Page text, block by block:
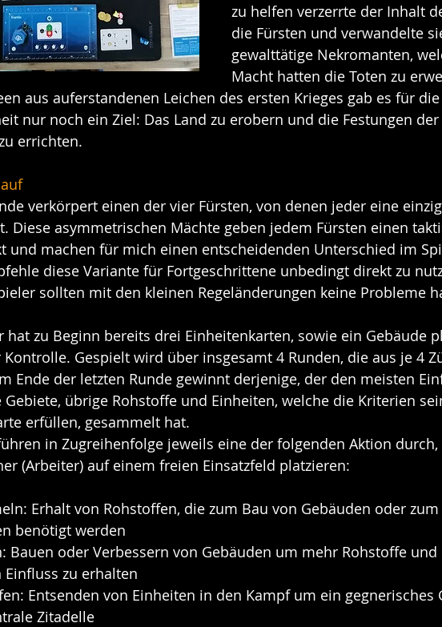
zu helfen verzerrte der Inhalt
die Fürsten und verwandelte
gewalttätige Nekromanten,
Macht hatten die Toten zu
aus auferstandenen Leichen des ersten Krieges gab es für
nur noch ein Ziel: Das Land zu erobern und die Festungen der
errichten.
verkörpert einen der vier Fürsten, von denen jeder eine
Diese asymmetrischen Mächte geben jedem Fürsten einen
und machen für mich einen entscheidenden Unterschied im
diese Variante für Fortgeschrittene unbedingt direkt zu
sollten mit den kleinen Regeländerungen keine Probleme
hat zu Beginn bereits drei Einheitenkarten, sowie ein Gebäude
Gespielt wird über insgesamt 4 Runden, die aus je 4
Ende der letzten Runde gewinnt derjenige, der den meisten
übrige Rohstoffe und Einheiten, welche die Kriterien
erfüllen, gesammelt hat.
in Zugreihenfolge jeweils eine der folgenden Aktion
(Arbeiter) auf einem freien Einsatzfeld platzieren:
Erhalt von Rohstoffen, die zum Bau von Gebäuden oder
benötigt werden
Bauen oder Verbessern von Gebäuden um mehr Rohstoffe und
Einfluss zu erhalten
Entsenden von Einheiten in den Kampf um ein gegnerisches
Zitadelle